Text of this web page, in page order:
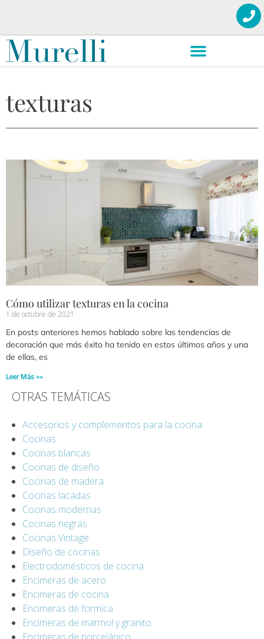
texturas
Cómo utilizar texturas en la cocina
1 de octubre de 2021
En posts anteriores hemos hablado sobre las tendencias de
decoración que más éxito ha tenido en estos últimos años y una
de ellas, es
Leer Más >>
OTRAS TEMÁTICAS
Accesorios y complementos para la cocina
Cocinas
Cocinas blancas
Cocinas de diseño
Cocinas de madera
Cocinas lacadas
Cocinas modernas
Cocinas negras
Cocinas Vintage
Diseño de cocinas
Electrodomésticos de cocina
Encimeras de acero
Encimeras de cocina
Encimeras de formica
Encimeras de marmol y granito